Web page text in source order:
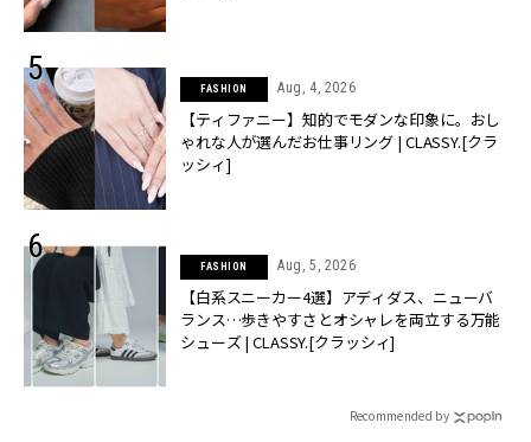
FASHION Aug, 4, 2026
【ティファニー】知的でモダンな印象に。おし
ゃれな人が選んだお仕事リング | CLASSY.[クラ
ッシィ]
FASHION Aug, 5, 2026
【白系スニーカー4選】アディダス、ニューバ
ランス…歩きやすさとオシャレを両立する万能
シューズ | CLASSY.[クラッシィ]
Recommended by